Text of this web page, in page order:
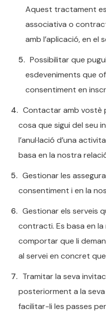
Aquest tractament
associativa o
amb l’aplicació, en el
Possibilitar que
esdeveniments que
consentiment en
Contactar amb vostè
cosa que sigui del seu
l’anul·lació d’una
basa en la nostra
Gestionar les
consentiment i en la
Gestionar els serveis
contracti. Es basa en
comportar que li
al servei en concret
Tramitar la seva
posteriorment a la
facilitar-li les passes